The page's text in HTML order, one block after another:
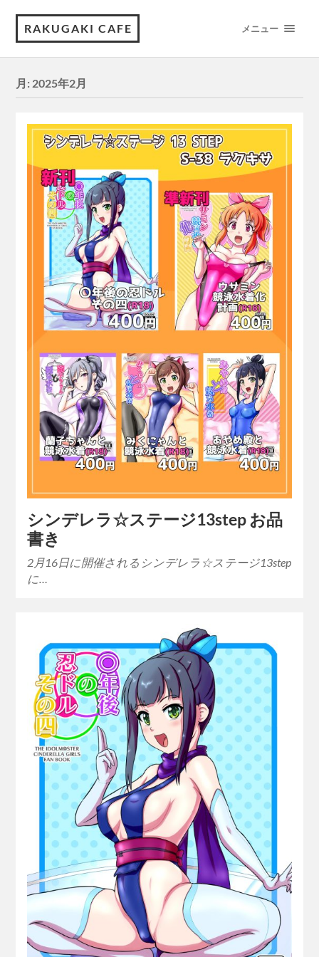
RAKUGAKI CAFE メニュー
月: 2025年2月
シンデレラ☆ステージ13step お品
書き
2月16日に開催されるシンデレラ☆ステージ13step
に…